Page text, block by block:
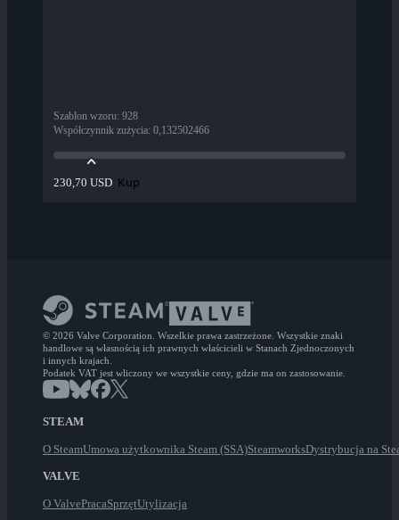
Szablon wzoru: 928
Współczynnik zużycia: 0,132502466
230,70 USD Kup
© 2026 Valve Corporation. Wszelkie prawa zastrzeżone. Wszystkie znaki
handlowe są własnością ich prawnych właścicieli w Stanach Zjednoczonych
i innych krajach.
Podatek VAT jest wliczony we wszystkie ceny, gdzie ma on zastosowanie.
STEAM
O SteamUmowa użytkownika Steam (SSA)SteamworksDystrybucja na
VALVE
O ValvePracaSprzętUtylizacja